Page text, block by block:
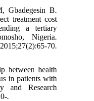
Gbadegesin B.
treatment cost
a tertiary
Nigeria.
70.
between health
in patients with
and Research
.